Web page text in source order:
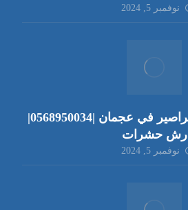
نوفمبر 5, 2024
شركة مكافحة الصراصير في عجمان |0568950034|
رش حشرات
نوفمبر 5, 2024